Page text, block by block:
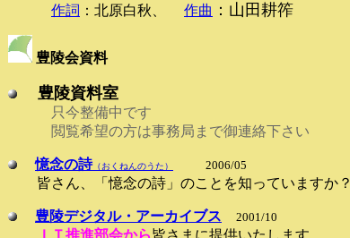
作詞 ：北原白秋、 作曲 ：山田耕筰
豊陵会資料
豊陵資料室
只今整備中です
閲覧希望の方は事務局まで御連絡下さい
憶念の詩（おくねんのうた） 2006/05
皆さん、「憶念の詩」のことを知っていますか？
豊陵デジタル・アーカイブス 2001/10
ＩＴ推進部会から皆さまに提供いたします